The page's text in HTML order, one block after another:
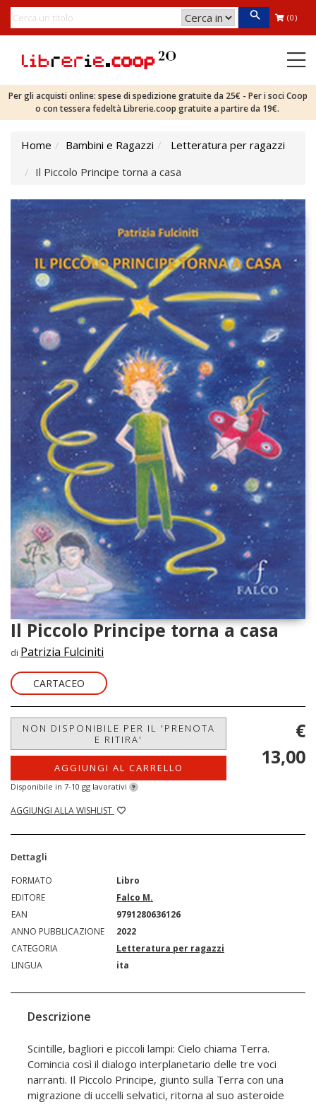
(0)
Per gli acquisti online: spese di spedizione gratuite da 25€ - Per i soci Coop
o con tessera fedeltà Librerie.coop gratuite a partire da 19€.
Home Bambini e Ragazzi
Letteratura per ragazzi
Il Piccolo Principe torna a casa
Il Piccolo Principe torna a casa
di Patrizia Fulciniti
CARTACEO
NON DISPONIBILE PER IL 'PRENOTA
E RITIRA'
AGGIUNGI AL CARRELLO
Disponibile in 7-10 gg lavorativi ?
AGGIUNGI ALLA WISHLIST
€
13,00
Dettagli
FORMATO
Libro
EDITORE
Falco M.
EAN
9791280636126
ANNO PUBBLICAZIONE
2022
CATEGORIA
Letteratura per ragazzi
LINGUA
ita
Descrizione
Scintille, bagliori e piccoli lampi: Cielo chiama Terra.
Comincia così il dialogo interplanetario delle tre voci
narranti. Il Piccolo Principe, giunto sulla Terra con una
migrazione di uccelli selvatici, ritorna al suo asteroide